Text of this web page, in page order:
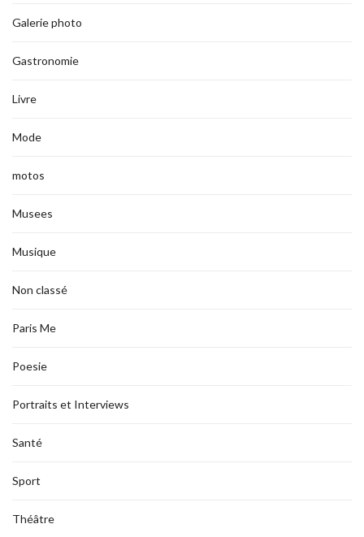
Galerie photo
Gastronomie
Livre
Mode
motos
Musees
Musique
Non classé
Paris Me
Poesie
Portraits et Interviews
Santé
Sport
Théâtre